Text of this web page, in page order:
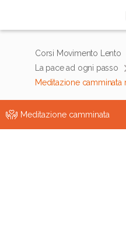
Corsi Movimento Lento
La pace ad ogni passo
Meditazione camminata
Meditazione camminata